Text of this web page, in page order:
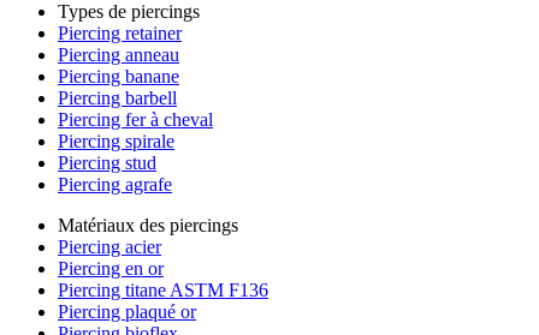
Types de piercings
Piercing retainer
Piercing anneau
Piercing banane
Piercing barbell
Piercing fer à cheval
Piercing spirale
Piercing stud
Piercing agrafe
Matériaux des piercings
Piercing acier
Piercing en or
Piercing titane ASTM F136
Piercing plaqué or